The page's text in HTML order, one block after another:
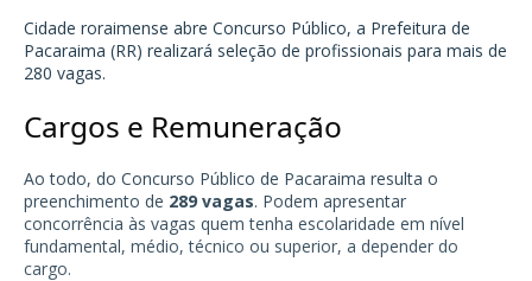
Cidade roraimense abre Concurso Público, a Prefeitura de
Pacaraima (RR) realizará seleção de profissionais para mais de
280 vagas.
Cargos e Remuneração
Ao todo, do Concurso Público de Pacaraima resulta o
preenchimento de 289 vagas. Podem apresentar
concorrência às vagas quem tenha escolaridade em nível
fundamental, médio, técnico ou superior, a depender do
cargo.